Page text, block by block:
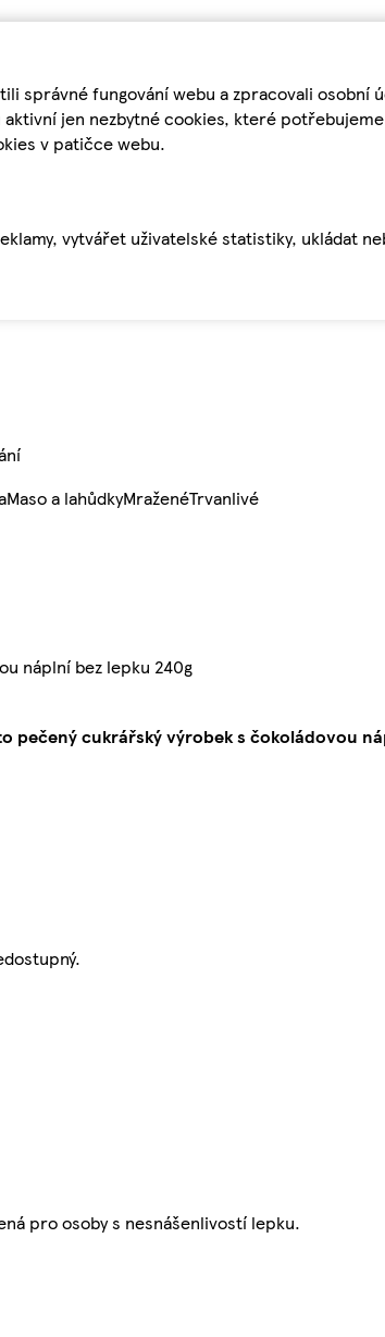
správné fungování webu a zpracovali
jen nezbytné cookies, které
v patičce webu.
vytvářet uživatelské statistiky, ukládat
Maso a lahůdkyMraženéTrvanlivé
náplní bez lepku 240g
pečený cukrářský výrobek s čokoládovou
pro osoby s nesnášenlivostí lepku.